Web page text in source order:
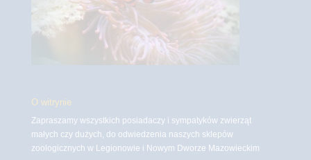
O witrynie
Zapraszamy wszystkich posiadaczy i sympatyków zwierząt
małych czy dużych, do odwiedzenia naszych sklepów
zoologicznych w Legionowie i Nowym Dworze Mazowieckim